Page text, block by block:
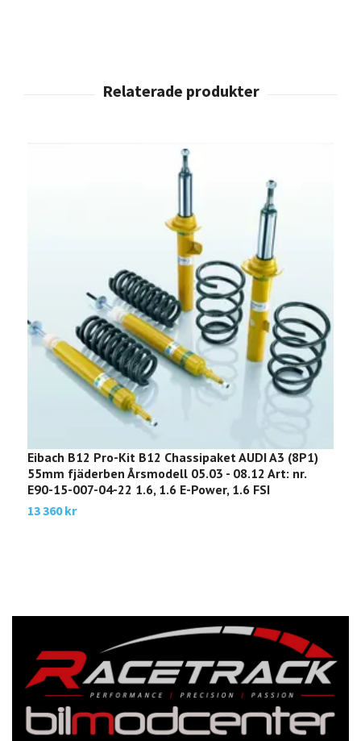
Eibach B12 Pro-Kit B12 Chassipaket AUDI A3 (8P1)
55mm fjäderben Årsmodell 05.03 - 08.12 Art: nr.
E90-15-007-04-22 1.6, 1.6 E-Power, 1.6 FSI
13 360 kr